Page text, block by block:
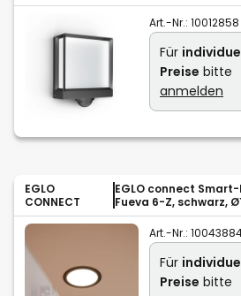
Art.-Nr.: 10012858
Für
Preise bitte
anmelden
EGLO
CONNECT
EGLO connect
Fueva 6-Z, schwarz,
Art.-Nr.:
Für
Preise bitte